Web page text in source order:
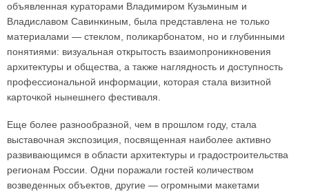
объявленная кураторами Владимиром Кузьминым и
Владиславом Савинкиным, была представлена не только
материалами — стеклом, поликарбонатом, но и глубинными
понятиями: визуальная открытость взаимопроникновения
архитектуры и общества, а также наглядность и доступность
профессиональной информации, которая стала визитной
карточкой нынешнего фестиваля.
Еще более разнообразной, чем в прошлом году, стала
выставочная экспозиция, посвященная наиболее активно
развивающимся в области архитектуры и градостроительства
регионам России. Одни поражали гостей количеством
возведенных объектов, другие — огромными макетами